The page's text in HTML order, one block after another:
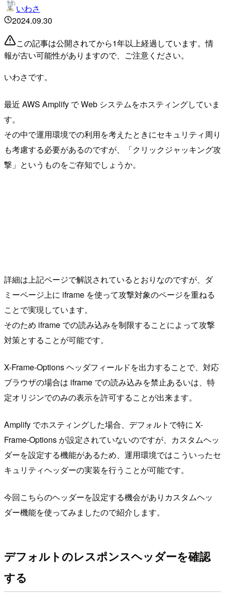
いわさ
2024.09.30
この記事は公開されてから1年以上経過しています。情
報が古い可能性がありますので、ご注意ください。
いわさです。
最近 AWS Amplify で Web システムをホスティングしていま
す。
その中で運用環境での利用を考えたときにセキュリティ周り
も考慮する必要があるのですが、「クリックジャッキング攻
撃」というものをご存知でしょうか。
詳細は上記ページで解説されているとおりなのですが、ダ
ミーページ上に iframe を使って攻撃対象のページを重ねる
ことで実現しています。
そのため iframe での読み込みを制限することによって攻撃
対策とすることが可能です。
X-Frame-Options ヘッダフィールドを出力することで、対応
ブラウザの場合は iframe での読み込みを禁止あるいは、特
定オリジンでのみの表示を許可することが出来ます。
Amplify でホスティングした場合、デフォルトで特に X-
Frame-Options が設定されていないのですが、カスタムヘッ
ダーを設定する機能があるため、運用環境ではこういったセ
キュリティヘッダーの実装を行うことが可能です。
今回こちらのヘッダーを設定する機会がありカスタムヘッ
ダー機能を使ってみましたので紹介します。
デフォルトのレスポンスヘッダーを確認
する